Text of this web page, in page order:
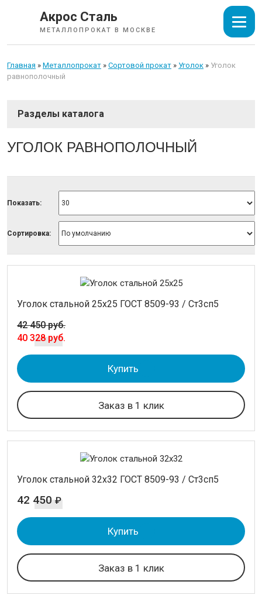
Акрос Сталь
МЕТАЛЛОПРОКАТ В МОСКВЕ
Главная » Металлопрокат » Сортовой прокат » Уголок » Уголок
равнополочный
СОРТОВОЙ ПРОКАТ
Балка
Уголок
Круг
Полоса стальная
Шестигранник
ТРУБЫ
ИЗОЛЯЦИЯ СТАЛЬНЫХ ТРУБ
ТРУБОПРОВОДНАЯ АРМАТУРА
КАЛИБРОВАННАЯ СТАЛЬ
СЕТКА
ИНСТРУМЕНТАЛЬНАЯ СТАЛЬ
ПРОВОЛОКА
ЛЕНТА
УГОЛОК РАВНОПОЛОЧНЫЙ
Показать:
Сортировка:
Уголок стальной 25х25 ГОСТ 8509-93 / Ст3сп5
42 450 руб.
40 328 руб.
Купить
Заказ в 1 клик
Уголок стальной 32х32 ГОСТ 8509-93 / Ст3сп5
42 450 ₽
Купить
Заказ в 1 клик